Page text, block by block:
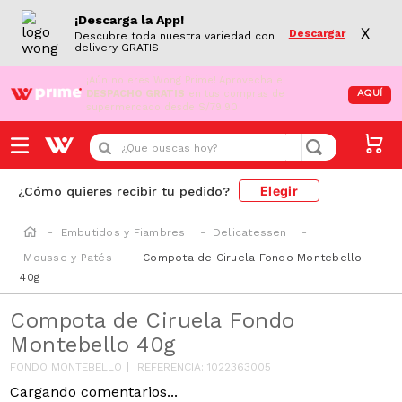
¡Descarga la App!
Descubre toda nuestra variedad con
delivery GRATIS
Descargar X
¡Aún no eres Wong Prime! Aprovecha el
DESPACHO GRATIS en tus compras de
supermercado desde S/79.90
AQUÍ
¿Que buscas hoy?
¿Cómo quieres recibir tu pedido? Elegir
Embutidos y Fiambres
Delicatessen
Mousse y Patés
Compota de Ciruela Fondo Montebello
40g
Compota de Ciruela Fondo
Montebello 40g
FONDO MONTEBELLO REFERENCIA:1022363005
Cargando comentarios...